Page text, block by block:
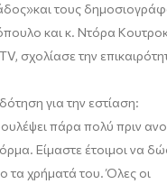
»και τους
και κ. Ντόρα
TV, σχολίασε την
για την εστίαση:
πάρα πολύ πριν
Είμαστε έτοιμοι να
τα χρήματά του. Όλες οι